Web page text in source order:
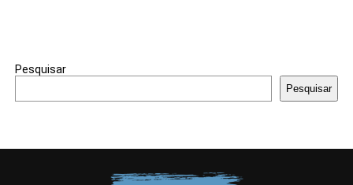
Pesquisar
Pesquisar